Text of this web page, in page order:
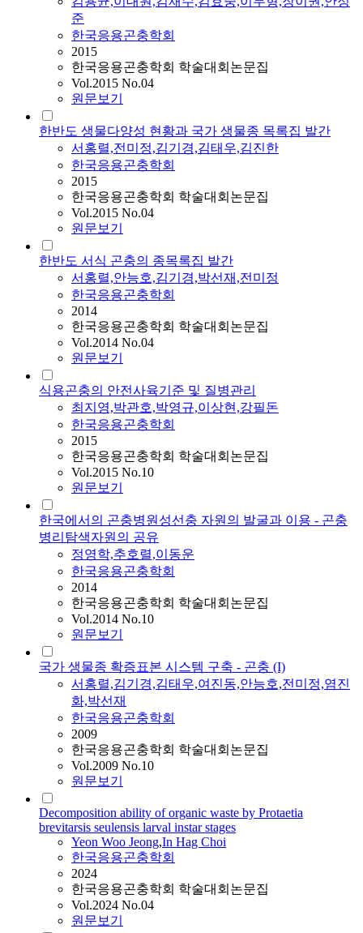
준
한국응용곤충학회
2015
한국응용곤충학회 학술대회논문집
Vol.2015 No.04
원문보기
한반도 생물다양성 현황과 국가 생물종 목록집 발간
서홍렬,전미정,김기경,김태우,김진한
한국응용곤충학회
2015
한국응용곤충학회 학술대회논문집
Vol.2015 No.04
원문보기
한반도 서식 곤충의 종목록집 발간
서홍렬,안능호,김기경,박선재,전미정
한국응용곤충학회
2014
한국응용곤충학회 학술대회논문집
Vol.2014 No.04
원문보기
식용곤충의 안전사육기준 및 질병관리
최지영,박관호,박영규,이상현,강필돈
한국응용곤충학회
2015
한국응용곤충학회 학술대회논문집
Vol.2015 No.10
원문보기
한국에서의 곤충병원성선충 자원의 발굴과 이용 - 곤충
병리탐색자원의 공유
정영학,추호렬,이동운
한국응용곤충학회
2014
한국응용곤충학회 학술대회논문집
Vol.2014 No.10
원문보기
국가 생물종 확증표본 시스템 구축 - 곤충 (I)
서홍렬,김기경,김태우,여진동,안능호,전미정,염진
화,박선재
한국응용곤충학회
2009
한국응용곤충학회 학술대회논문집
Vol.2009 No.10
원문보기
Decomposition ability of organic waste by Protaetia
brevitarsis seulensis larval instar stages
Yeon Woo Jeong,In Hag Choi
한국응용곤충학회
2024
한국응용곤충학회 학술대회논문집
Vol.2024 No.04
원문보기